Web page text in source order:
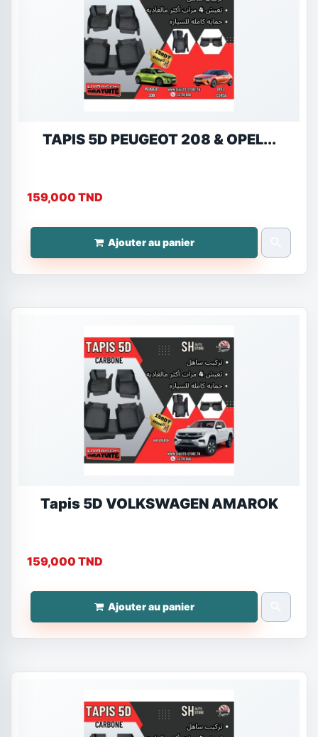
TAPIS 5D PEUGEOT 208 & OPEL...
159,000 TND
Ajouter au panier
Tapis 5D VOLKSWAGEN AMAROK
159,000 TND
Ajouter au panier